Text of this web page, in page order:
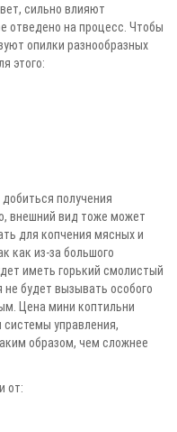
сильно влияют
отведено на процесс. Чтобы
опилки разнообразных
этого:
получения
внешний вид тоже может
для копчения мясных и
как из-за большого
иметь горький смолистый
будет вызывать особого
Цена мини коптильни
управления,
образом, чем сложнее
от: